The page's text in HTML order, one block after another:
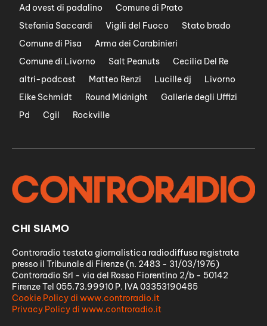
Ad ovest di padalino
Comune di Prato
Stefania Saccardi
Vigili del Fuoco
Stato brado
Comune di Pisa
Arma dei Carabinieri
Comune di Livorno
Salt Peanuts
Cecilia Del Re
altri-podcast
Matteo Renzi Lucille dj
Livorno
Eike Schmidt
Round Midnight
Gallerie degli Uffizi
Pd
Cgil Rockville
CHI SIAMO
Controradio testata giornalistica radiodiffusa registrata
presso il Tribunale di Firenze (n. 2483 - 31/03/1976)
Controradio Srl - via del Rosso Fiorentino 2/b - 50142
Firenze Tel 055.73.99910 P. IVA 03353190485
Cookie Policy di www.controradio.it
Privacy Policy di www.controradio.it